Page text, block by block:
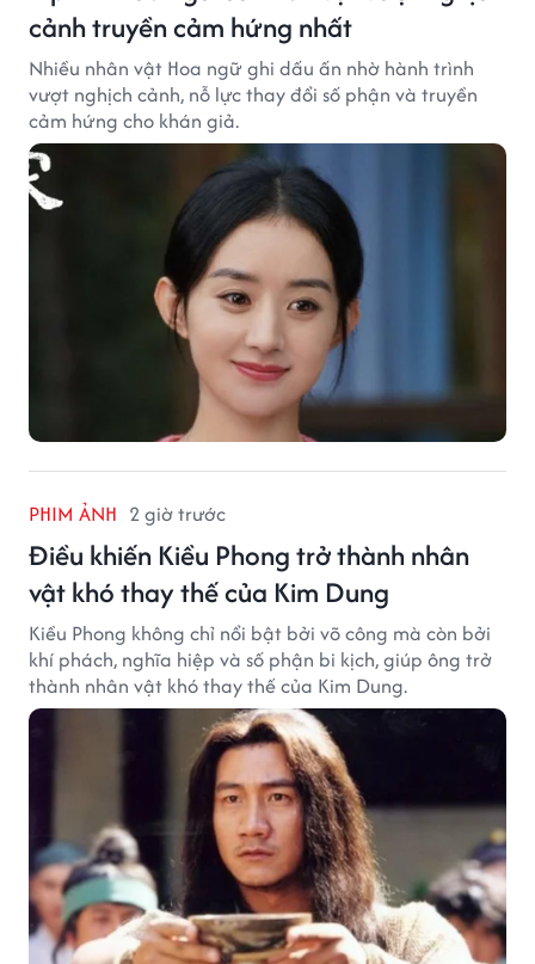
cảnh truyền cảm hứng nhất
Nhiều nhân vật Hoa ngữ ghi dấu ấn nhờ hành trình
vượt nghịch cảnh, nỗ lực thay đổi số phận và truyền
cảm hứng cho khán giả.
PHIM ẢNH 2 giờ trước
Điều khiến Kiều Phong trở thành nhân
vật khó thay thế của Kim Dung
Kiều Phong không chỉ nổi bật bởi võ công mà còn bởi
khí phách, nghĩa hiệp và số phận bi kịch, giúp ông trở
thành nhân vật khó thay thế của Kim Dung.